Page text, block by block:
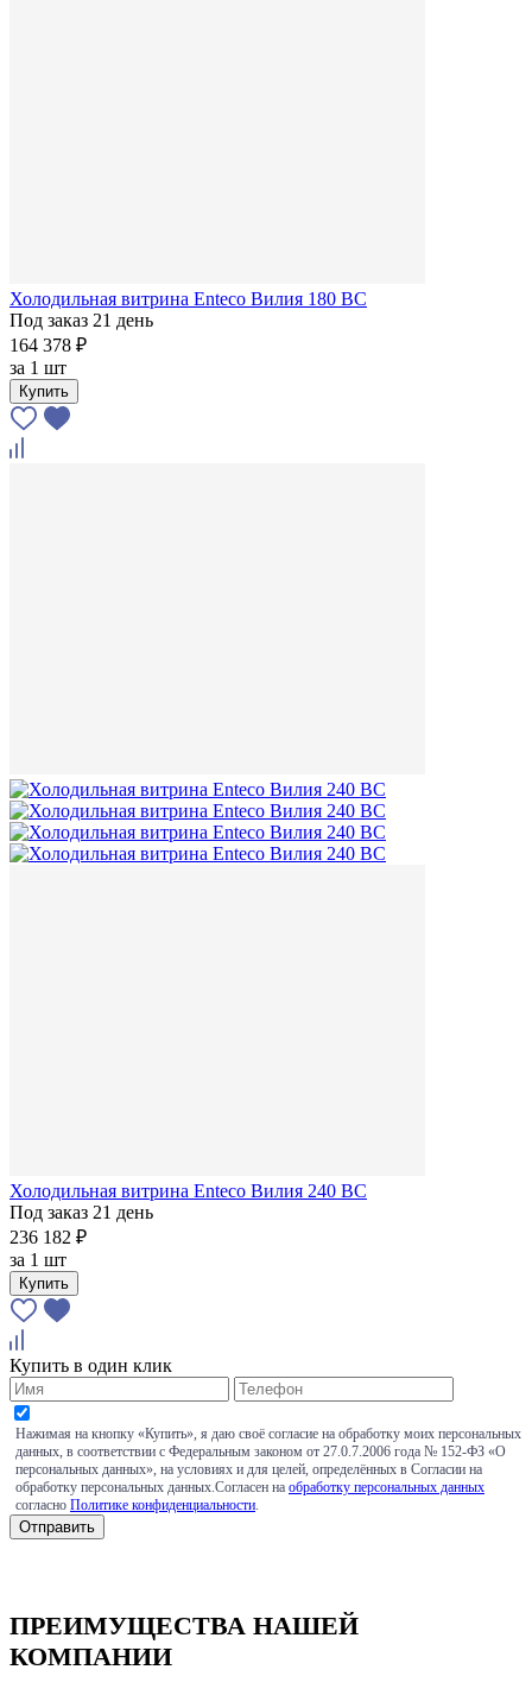
Холодильная витрина Enteco Вилия 180 ВС
Под заказ 21 день
164 378 ₽
за 1 шт
Купить
Холодильная витрина Enteco Вилия 240 ВС
Под заказ 21 день
236 182 ₽
за 1 шт
Купить
Купить в один клик
Нажимая на кнопку «Купить», я даю своё согласие на обработку моих персональных
данных, в соответствии с Федеральным законом от 27.0.7.2006 года № 152-ФЗ «О
персональных данных», на условиях и для целей, определённых в Согласии на
обработку персональных данных.Согласен на обработку персональных данных
согласно Политике конфиденциальности
ПРЕИМУЩЕСТВА НАШЕЙ
КОМПАНИИ